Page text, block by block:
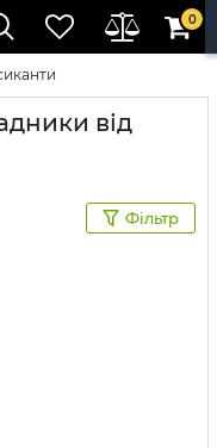
0
від
Фільтр